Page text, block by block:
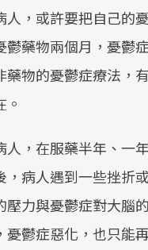
人，或許要把自己的
藥物兩個月，憂鬱
物的憂鬱症療法，
，在服藥半年、一
病人遇到一些挫折
力與憂鬱症對大腦
鬱症惡化，也只能